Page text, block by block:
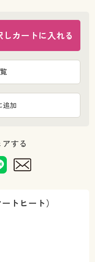
カートに入れる
追加
する
トヒート）